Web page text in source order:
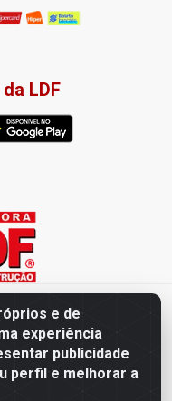
e de
experiência
publicidade
perfil e melhorar a
LDF
Neves, 203 – Bairro
58028-840 - CNPJ
82